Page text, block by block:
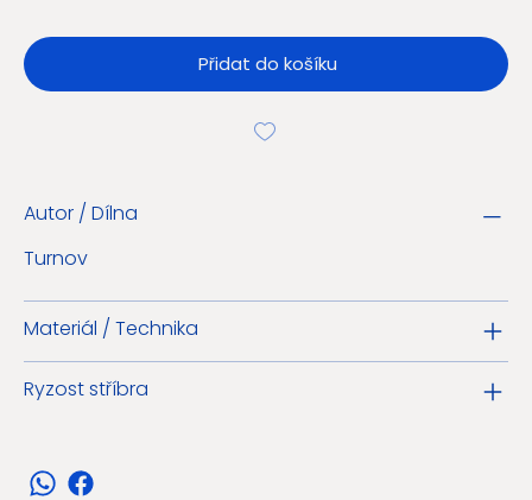
Přidat do košíku
Autor / Dílna
Turnov
Materiál / Technika
Ryzost stříbra